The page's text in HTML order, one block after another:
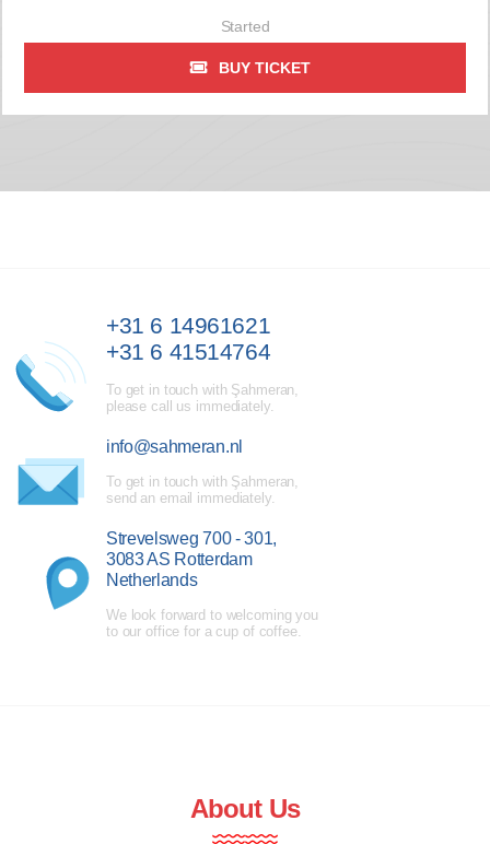
Started
BUY TICKET
+31 6 14961621
+31 6 41514764
To get in touch with Şahmeran,
please call us immediately.
info@sahmeran.nl
To get in touch with Şahmeran,
send an email immediately.
Strevelsweg 700 - 301,
3083 AS Rotterdam
Netherlands
We look forward to welcoming you
to our office for a cup of coffee.
About Us